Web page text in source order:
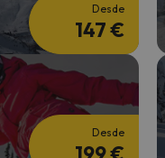
Desde
147 €
Desde